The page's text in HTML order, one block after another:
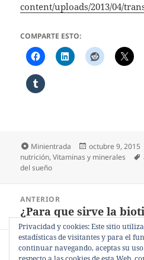
content/uploads/2013/04/
COMPARTE ESTO:
Formato
Minientrada
Publicado
el
octubre 9, 2015
nutrición,Vitaminas y minerales
del sueño
entradas
ANTERIOR
Entrada
anterior:
¿Para que sirve la
SIGUIENTE
Entrada
Fuentes de vitamina
Privacidad y cookies: Este sitio
estadísticas de visitantes y para el
continuar navegando, aceptas su